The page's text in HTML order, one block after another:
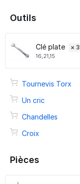
Outils
Clé plate × 3
16,21,15
Tournevis Torx
Un cric
Chandelles
Croix
Pièces